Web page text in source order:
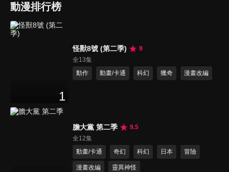
動漫排行榜
1
怪獸8號 (第二季)
9
全13集
動作
動畫/卡通 科幻 獵奇 漫畫改編
膽大黨 第二季
9.5
全12集
動畫/卡通
奇幻 科幻 日本 冒險
漫畫改編 靈異神怪